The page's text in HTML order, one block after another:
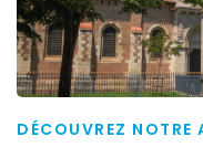
DÉCOUVREZ NOTRE